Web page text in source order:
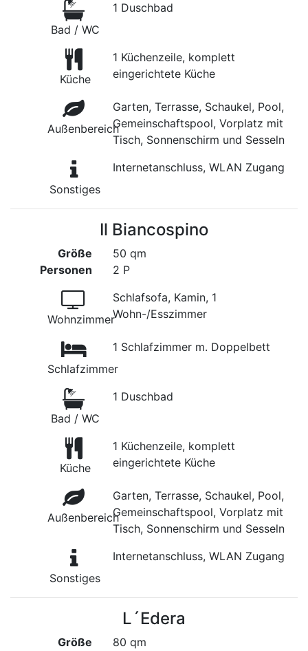
Bad / WC
1 Duschbad
Küche
1 Küchenzeile, komplett
eingerichtete Küche
Außenbereich
Garten, Terrasse, Schaukel, Pool,
Gemeinschaftspool, Vorplatz mit
Tisch, Sonnenschirm und Sesseln
Sonstiges
Internetanschluss, WLAN Zugang
Il Biancospino
Größe
Personen
50 qm
2 P
Wohnzimmer
Schlafsofa, Kamin, 1
Wohn-/Esszimmer
Schlafzimmer
1 Schlafzimmer m. Doppelbett
Bad / WC
1 Duschbad
Küche
1 Küchenzeile, komplett
eingerichtete Küche
Außenbereich
Garten, Terrasse, Schaukel, Pool,
Gemeinschaftspool, Vorplatz mit
Tisch, Sonnenschirm und Sesseln
Sonstiges
Internetanschluss, WLAN Zugang
L´Edera
Größe 80 qm